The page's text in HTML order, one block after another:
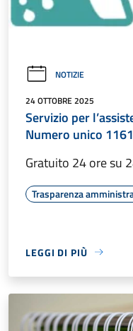
NOTIZIE
24 OTTOBRE 2025
Servizio per
Numero unico
Gratuito 24 ore su
Trasparenza
LEGGI DI PIÙ